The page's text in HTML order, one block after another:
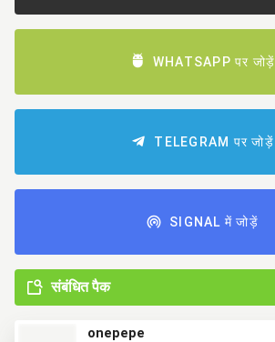
WHATSAPP पर जोड़ें
TELEGRAM पर जोड़ें
SIGNAL में जोड़ें
संबंधित पैक
onepepe